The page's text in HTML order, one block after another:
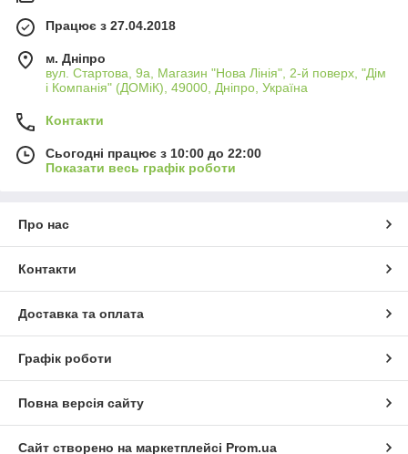
2
прикрасять інтер'єр і стануть чудовим центром
відпочинку.
3
їх на повноцінне ліжко, ящики для зберігання.
4
Будь-яку модель ви можете замовити з різними
Працює з 27.04.2018
м. Дніпро
вул. Стартова, 9а, Магазин "Нова Лінія", 2-й поверх, "Дім
і Компанія" (ДОМіК), 49000, Дніпро, Україна
Контакти
Сьогодні працює з 10:00 до 22:00
Показати весь графік роботи
Про нас
Контакти
Доставка та оплата
Графік роботи
Повна версія сайту
Сайт створено на маркетплейсі Prom.ua